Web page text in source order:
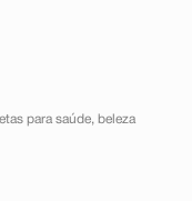
para saúde, beleza